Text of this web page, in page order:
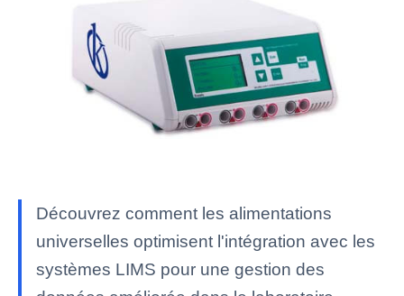
Découvrez comment les alimentations
universelles optimisent l'intégration avec les
systèmes LIMS pour une gestion des